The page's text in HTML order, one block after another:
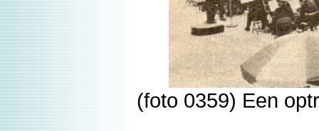
(foto 0359) Een